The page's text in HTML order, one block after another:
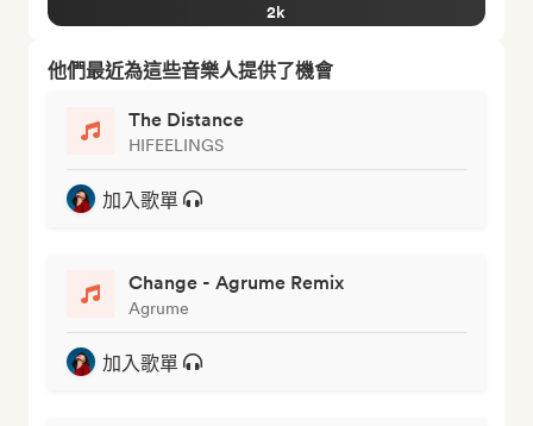
2k
他們最近為這些音樂人提供了機會
The Distance
HIFEELINGS
加入歌單
Change - Agrume Remix
Agrume
加入歌單